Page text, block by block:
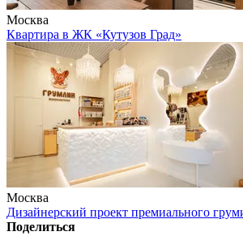
Москва
Квартира в ЖК «Кутузов Град»
Москва
Дизайнерский проект премиального
Поделиться